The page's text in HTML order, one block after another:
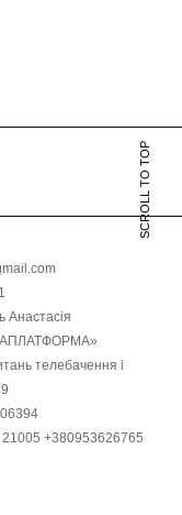
SCROLL TO TOP
Анастасія
телебачення і
21005 +380953626765